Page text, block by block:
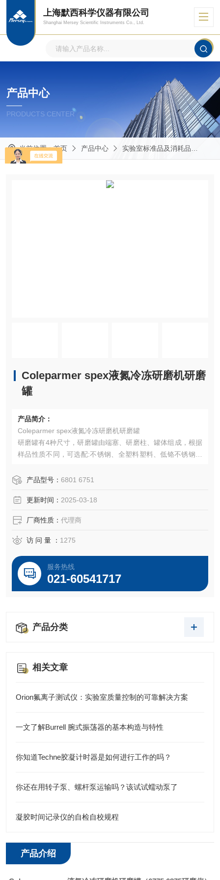
上海默西科学仪器有限公司
Shanghai Mersey Scientific Instruments Co., Ltd.
产品中心
PRODUCTS CENTER
当前位置：首页 产品中心 实验室标准品及消耗品
Coleparmer spex液氮冷冻研磨机研磨
罐
产品简介：
Coleparmer spex液氮冷冻研磨机研磨罐
研磨罐有4种尺寸，研磨罐由端塞、研磨柱、罐体组成，根据
样品性质不同，可选配:不锈钢、全塑料塑料、低铬不锈钢。
微量罐样品量 0.1-0.5g 。
产品型号： 6801 6751
更新时间： 2025-03-18
厂商性质： 代理商
访 问 量 ： 1275
服务热线
021-60541717
产品分类
相关文章
Orion氟离子测试仪：实验室质量控制的可靠解决方案
一文了解Burrell 腕式振荡器的基本构造与特性
你知道Techne胶凝计时器是如何进行工作的吗？
你还在用转子泵、螺杆泵运输吗？该试试蠕动泵了
凝胶时间记录仪的自检自校规程
产品介绍